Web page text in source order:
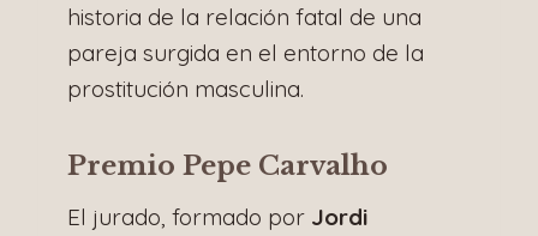
historia de la relación fatal de una
pareja surgida en el entorno de la
prostitución masculina.
Premio Pepe Carvalho
El jurado, formado por Jordi